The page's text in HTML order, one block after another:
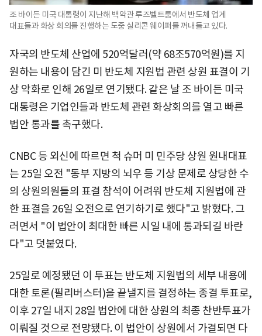
조 바이든 미국 대통령이 지난해 백악관 루즈벨트룸에서 반도체 업계
대표들과 화상 회의를 진행하는 도중 실리콘 웨이퍼를 꺼내들고 있다.
자국의 반도체 산업에 520억달러(약 68조570억원)를 지
원하는 내용이 담긴 미 반도체 지원법 관련 상원 표결이 기
상 악화로 인해 26일로 연기됐다. 같은 날 조 바이든 미국
대통령은 기업인들과 반도체 관련 화상회의를 열고 빠른
법안 통과를 촉구했다.
CNBC 등 외신에 따르면 척 슈머 미 민주당 상원 원내대표
는 25일 오전 "동부 지방의 뇌우 등 기상 문제로 상당한 수
의 상원의원들의 표결 참석이 어려워 반도체 지원법에 관
한 표결을 26일 오전으로 연기하기로 했다"고 밝혔다. 그
러면서 "이 법안이 최대한 빠른 시일 내에 통과되길 바란
다"고 덧붙였다.
25일로 예정됐던 이 투표는 반도체 지원법의 세부 내용에
대한 토론(필리버스터)을 끝낼지를 결정하는 종결 투표로,
이후 27일 내지 28일 법안에 대한 상원의 최종 찬반투표가
이뤄질 것으로 전망됐다. 이 법안이 상원에서 가결되면 다